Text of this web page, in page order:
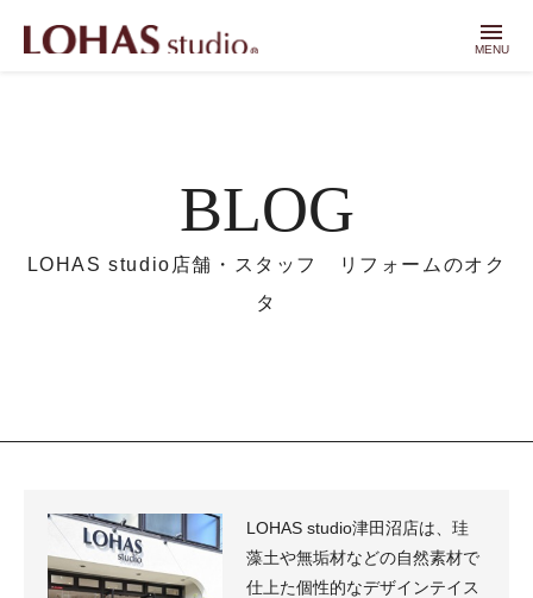
menu
MENU
BLOG
LOHAS studio店舗・スタッフ リフォームのオク
タ
LOHAS studio津田沼店は、珪
藻土や無垢材などの自然素材で
仕上た個性的なデザインテイス